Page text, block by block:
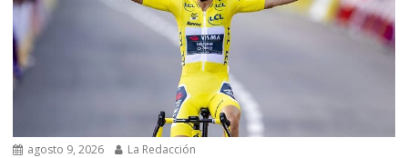
agosto 9, 2026 La Redacción